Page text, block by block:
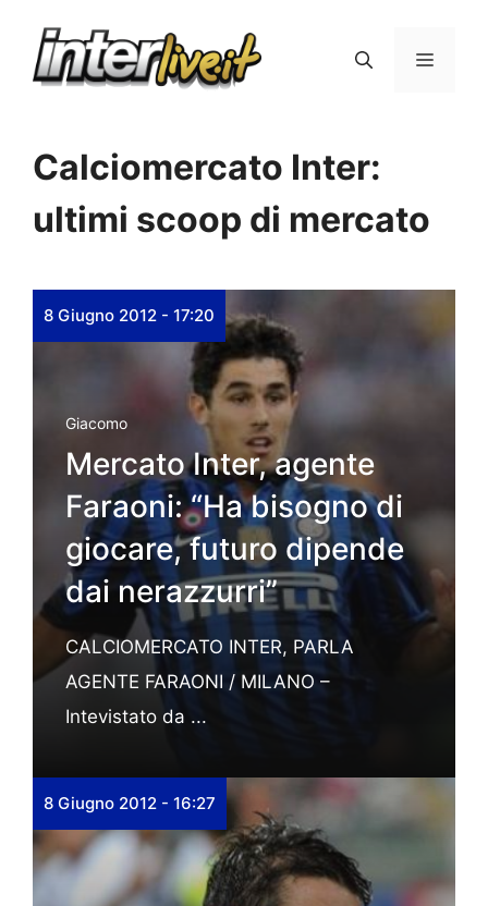
Menu
Calciomercato Inter:
ultimi scoop di mercato
8 Giugno 2012 - 17:20
Giacomo
Mercato Inter, agente
Faraoni: “Ha bisogno di
giocare, futuro dipende
dai nerazzurri”
CALCIOMERCATO INTER, PARLA
AGENTE FARAONI / MILANO –
Intevistato da ...
8 Giugno 2012 - 16:27